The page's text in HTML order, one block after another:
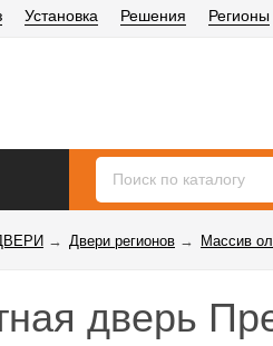
Установка Решения Регионы
→ Двери регионов → Массив
дверь